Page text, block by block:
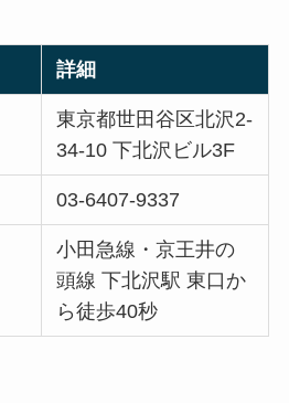
詳細
東京都世田谷区北沢2-
34-10 下北沢ビル3F
03-6407-9337
小田急線・京王井の
頭線 下北沢駅 東口か
ら徒歩40秒